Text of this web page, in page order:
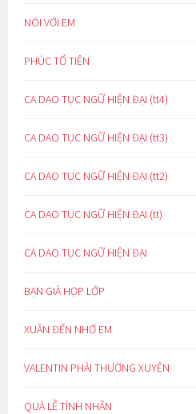
NÓI VỚI EM
PHÚC TỔ TIÊN
CA DAO TỤC NGỮ HIỆN ĐẠI (tt4)
CA DAO TỤC NGỮ HIỆN ĐẠI (tt3)
CA DAO TỤC NGỮ HIỆN ĐẠI (tt2)
CA DAO TỤC NGỮ HIỆN ĐẠI (tt)
CA DAO TỤC NGỮ HIỆN ĐẠI
BẠN GIÀ HỌP LỚP
XUÂN ĐẾN NHỚ EM
VALENTIN PHẢI THƯỜNG XUYÊN
QUÀ LỄ TÌNH NHÂN